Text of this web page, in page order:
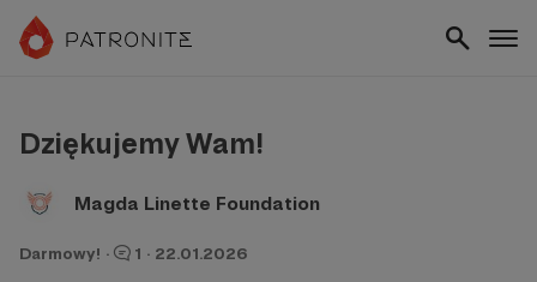
Dziękujemy Wam!
Magda Linette Foundation
Darmowy! · 1 · 22.01.2026